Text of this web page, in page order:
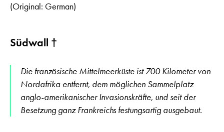
(Original: German)
Südwall †
Die französische Mittelmeerküste ist 700 Kilometer von
Nordafrika entfernt, dem möglichen Sammelplatz
anglo-amerikanischer Invasionskräfte, und seit der
Besetzung ganz Frankreichs festungsartig ausgebaut.